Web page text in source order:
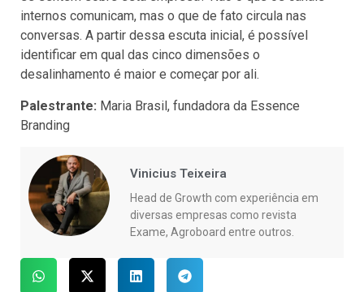
internos comunicam, mas o que de fato circula nas
conversas. A partir dessa escuta inicial, é possível
identificar em qual das cinco dimensões o
desalinhamento é maior e começar por ali.
Palestrante: Maria Brasil, fundadora da Essence
Branding
Vinicius Teixeira
Head de Growth com experiência em
diversas empresas como revista
Exame, Agroboard entre outros.